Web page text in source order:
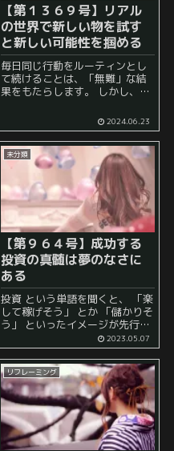
【第１３６９号】リアル
の世界で新しい物を試す
と新しい可能性を掴める
毎日同じ行動をルーティンとし
て続けることは、「無難」な結
果をもたらします。 しかし、こ
を見逃してしまう というリスク
も存在します。 例えば、 いつも
Y...
2024.06.23
未分類
【第９６４号】成功する
投資の真髄は夢のなさに
ある
投資 という単語を聞くと、 「楽
して稼げそう」 とか 「儲かりそ
う」 といったイメージが先行し
投資には地味でコツコツとした
努力が欠かせず、夢や希望だけ
では投資が成功...
2023.05.07
リフレーミング